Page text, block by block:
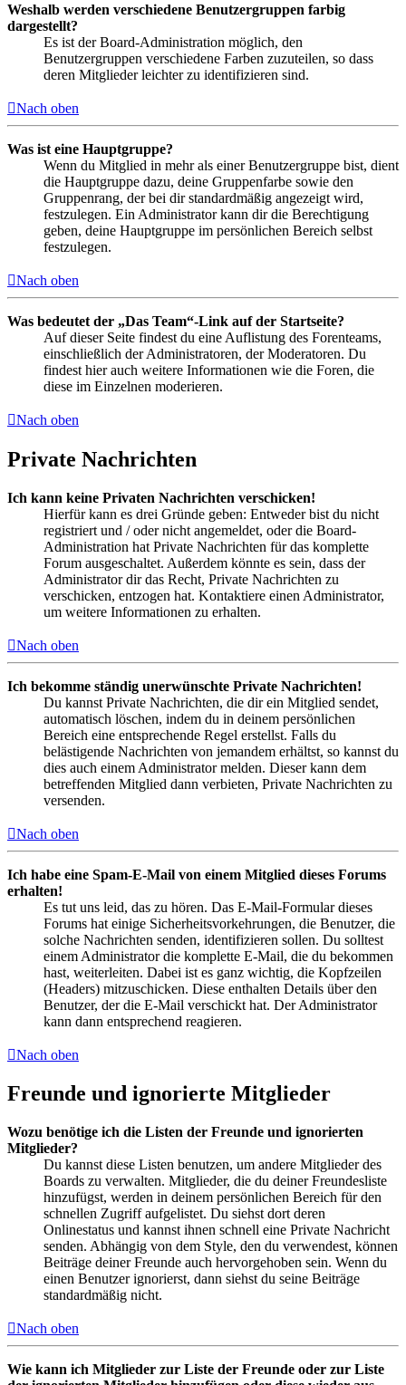
Weshalb werden verschiedene Benutzergruppen farbig
dargestellt?
Es ist der Board-Administration möglich, den
Benutzergruppen verschiedene Farben zuzuteilen, so dass
deren Mitglieder leichter zu identifizieren sind.
Nach oben
Was ist eine Hauptgruppe?
Wenn du Mitglied in mehr als einer Benutzergruppe bist, dient
die Hauptgruppe dazu, deine Gruppenfarbe sowie den
Gruppenrang, der bei dir standardmäßig angezeigt wird,
festzulegen. Ein Administrator kann dir die Berechtigung
geben, deine Hauptgruppe im persönlichen Bereich selbst
festzulegen.
Nach oben
Was bedeutet der „Das Team“-Link auf der Startseite?
Auf dieser Seite findest du eine Auflistung des Forenteams,
einschließlich der Administratoren, der Moderatoren. Du
findest hier auch weitere Informationen wie die Foren, die
diese im Einzelnen moderieren.
Nach oben
Private Nachrichten
Ich kann keine Privaten Nachrichten verschicken!
Hierfür kann es drei Gründe geben: Entweder bist du nicht
registriert und / oder nicht angemeldet, oder die Board-
Administration hat Private Nachrichten für das komplette
Forum ausgeschaltet. Außerdem könnte es sein, dass der
Administrator dir das Recht, Private Nachrichten zu
verschicken, entzogen hat. Kontaktiere einen Administrator,
um weitere Informationen zu erhalten.
Nach oben
Ich bekomme ständig unerwünschte Private Nachrichten!
Du kannst Private Nachrichten, die dir ein Mitglied sendet,
automatisch löschen, indem du in deinem persönlichen
Bereich eine entsprechende Regel erstellst. Falls du
belästigende Nachrichten von jemandem erhältst, so kannst du
dies auch einem Administrator melden. Dieser kann dem
betreffenden Mitglied dann verbieten, Private Nachrichten zu
versenden.
Nach oben
Ich habe eine Spam-E-Mail von einem Mitglied dieses Forums
erhalten!
Es tut uns leid, das zu hören. Das E-Mail-Formular dieses
Forums hat einige Sicherheitsvorkehrungen, die Benutzer, die
solche Nachrichten senden, identifizieren sollen. Du solltest
einem Administrator die komplette E-Mail, die du bekommen
hast, weiterleiten. Dabei ist es ganz wichtig, die Kopfzeilen
(Headers) mitzuschicken. Diese enthalten Details über den
Benutzer, der die E-Mail verschickt hat. Der Administrator
kann dann entsprechend reagieren.
Nach oben
Freunde und ignorierte Mitglieder
Wozu benötige ich die Listen der Freunde und ignorierten
Mitglieder?
Du kannst diese Listen benutzen, um andere Mitglieder des
Boards zu verwalten. Mitglieder, die du deiner Freundesliste
hinzufügst, werden in deinem persönlichen Bereich für den
schnellen Zugriff aufgelistet. Du siehst dort deren
Onlinestatus und kannst ihnen schnell eine Private Nachricht
senden. Abhängig von dem Style, den du verwendest, können
Beiträge deiner Freunde auch hervorgehoben sein. Wenn du
einen Benutzer ignorierst, dann siehst du seine Beiträge
standardmäßig nicht.
Nach oben
Wie kann ich Mitglieder zur Liste der Freunde oder zur Liste